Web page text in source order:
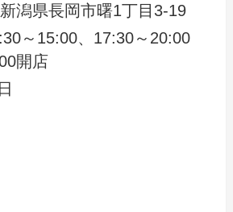
潟県長岡市曙1丁目3-19
～15:00、17:30～20:00
開店